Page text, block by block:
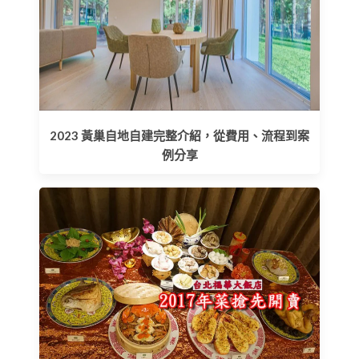
2023 黃巢自地自建完整介紹，從費用、流程到案
例分享